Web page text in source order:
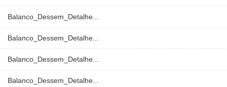
Balanco_Dessem_Detalhe...
Balanco_Dessem_Detalhe...
Balanco_Dessem_Detalhe...
Balanco_Dessem_Detalhe...